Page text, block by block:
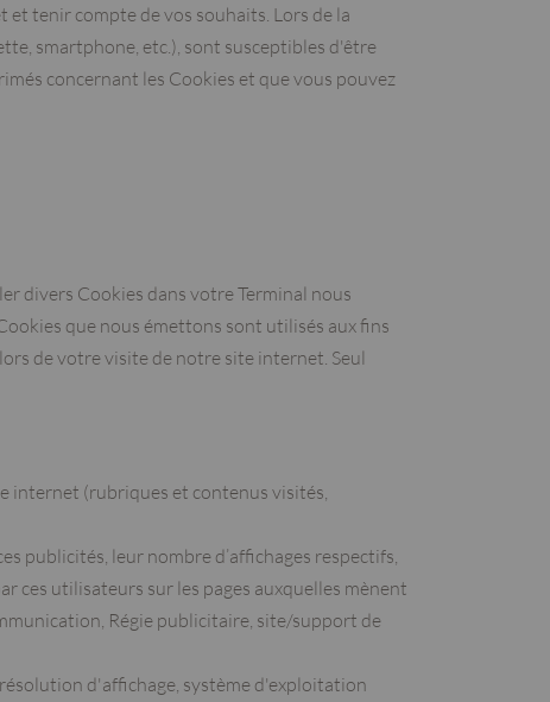
tenir compte de vos souhaits. Lors de la
smartphone, etc.), sont susceptibles d'être
concernant les Cookies et que vous pouvez
divers Cookies dans votre Terminal nous
que nous émettons sont utilisés aux fins
de votre visite de notre site internet. Seul
(rubriques et contenus visités,
publicités, leur nombre d’affichages respectifs,
ces utilisateurs sur les pages auxquelles mènent
Régie publicitaire, site/support de
d'affichage, système d'exploitation